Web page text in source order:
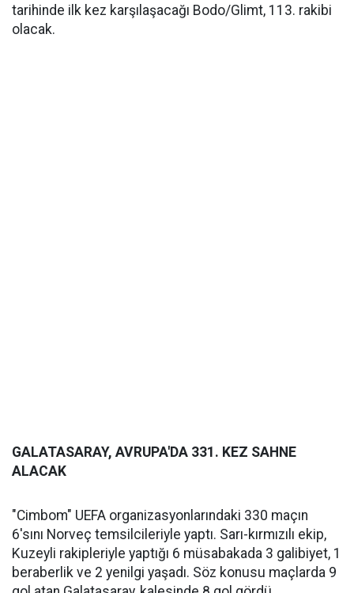
tarihinde ilk kez karşılaşacağı Bodo/Glimt, 113. rakibi
olacak.
GALATASARAY, AVRUPA'DA 331. KEZ SAHNE
ALACAK
"Cimbom" UEFA organizasyonlarındaki 330 maçın
6'sını Norveç temsilcileriyle yaptı. Sarı-kırmızılı ekip,
Kuzeyli rakipleriyle yaptığı 6 müsabakada 3 galibiyet, 1
beraberlik ve 2 yenilgi yaşadı. Söz konusu maçlarda 9